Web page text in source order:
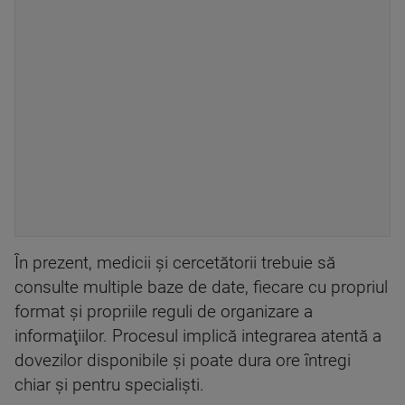
În prezent, medicii şi cercetătorii trebuie să
consulte multiple baze de date, fiecare cu propriul
format şi propriile reguli de organizare a
informaţiilor. Procesul implică integrarea atentă a
dovezilor disponibile şi poate dura ore întregi
chiar şi pentru specialişti.